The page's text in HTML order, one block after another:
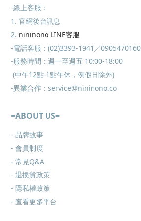
-線上客服：
1. 官網後台訊息
2. nininono LINE客服
-電話客服：(02)3393-1941／0905470160
-服務時間：週一至週五 10:00-18:00
(中午12點-1點午休，例假日除外)
-異業合作：service@nininono.co
=ABOUT US=
- 品牌故事
- 會員制度
- 常見Q&A
- 退換貨政策
- 隱私權政策
- 查看更多平台